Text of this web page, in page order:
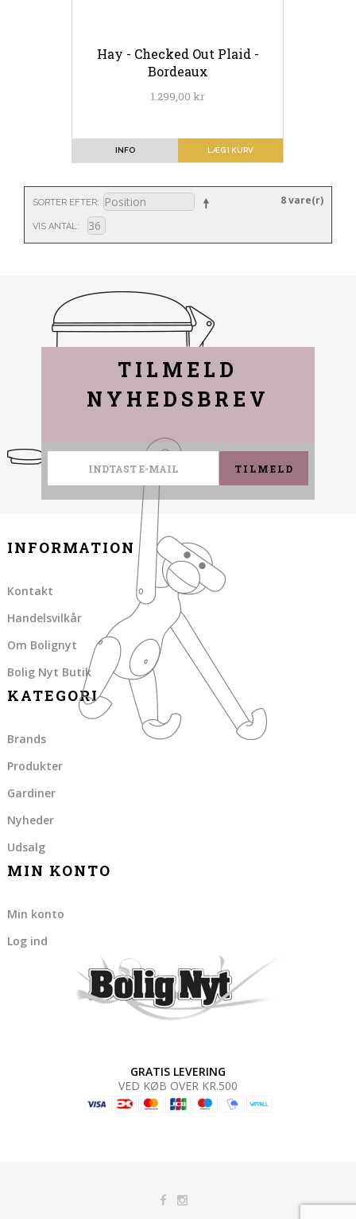
Hay - Checked Out Plaid -
Bordeaux
1.299,00 kr
LÆG I KURV
INFO
SORTER EFTER
VIS ANTAL
8 vare(r)
TILMELD
NYHEDSBREV
TILMELD
INFORMATION
Kontakt
Handelsvilkår
Om Bolignyt
Bolig Nyt Butik
KATEGORI
Brands
Produkter
Gardiner
Nyheder
Udsalg
MIN KONTO
Min konto
Log ind
GRATIS LEVERING
VED KØB OVER KR.500